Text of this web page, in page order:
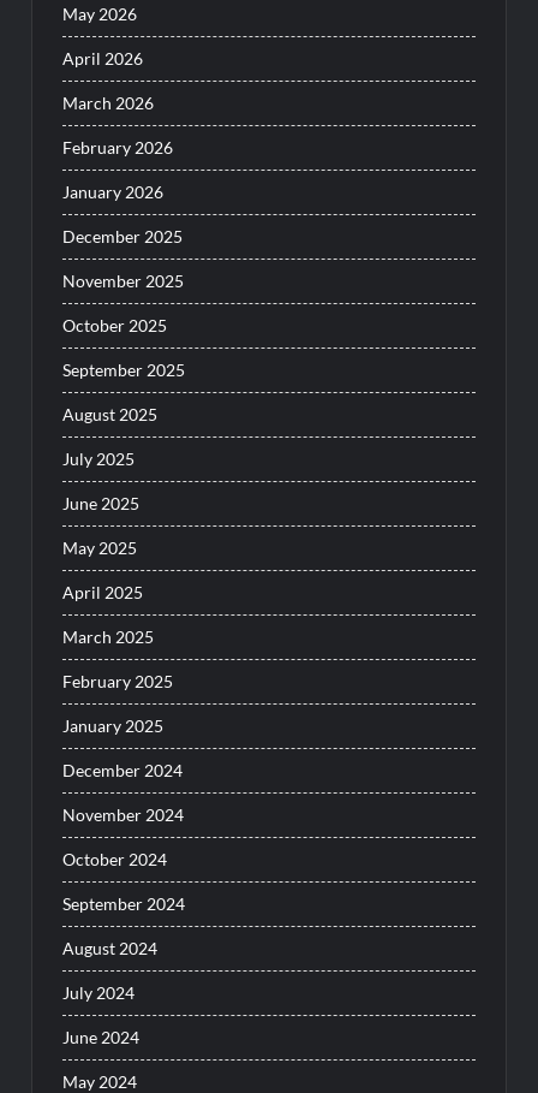
May 2026
April 2026
March 2026
February 2026
January 2026
December 2025
November 2025
October 2025
September 2025
August 2025
July 2025
June 2025
May 2025
April 2025
March 2025
February 2025
January 2025
December 2024
November 2024
October 2024
September 2024
August 2024
July 2024
June 2024
May 2024